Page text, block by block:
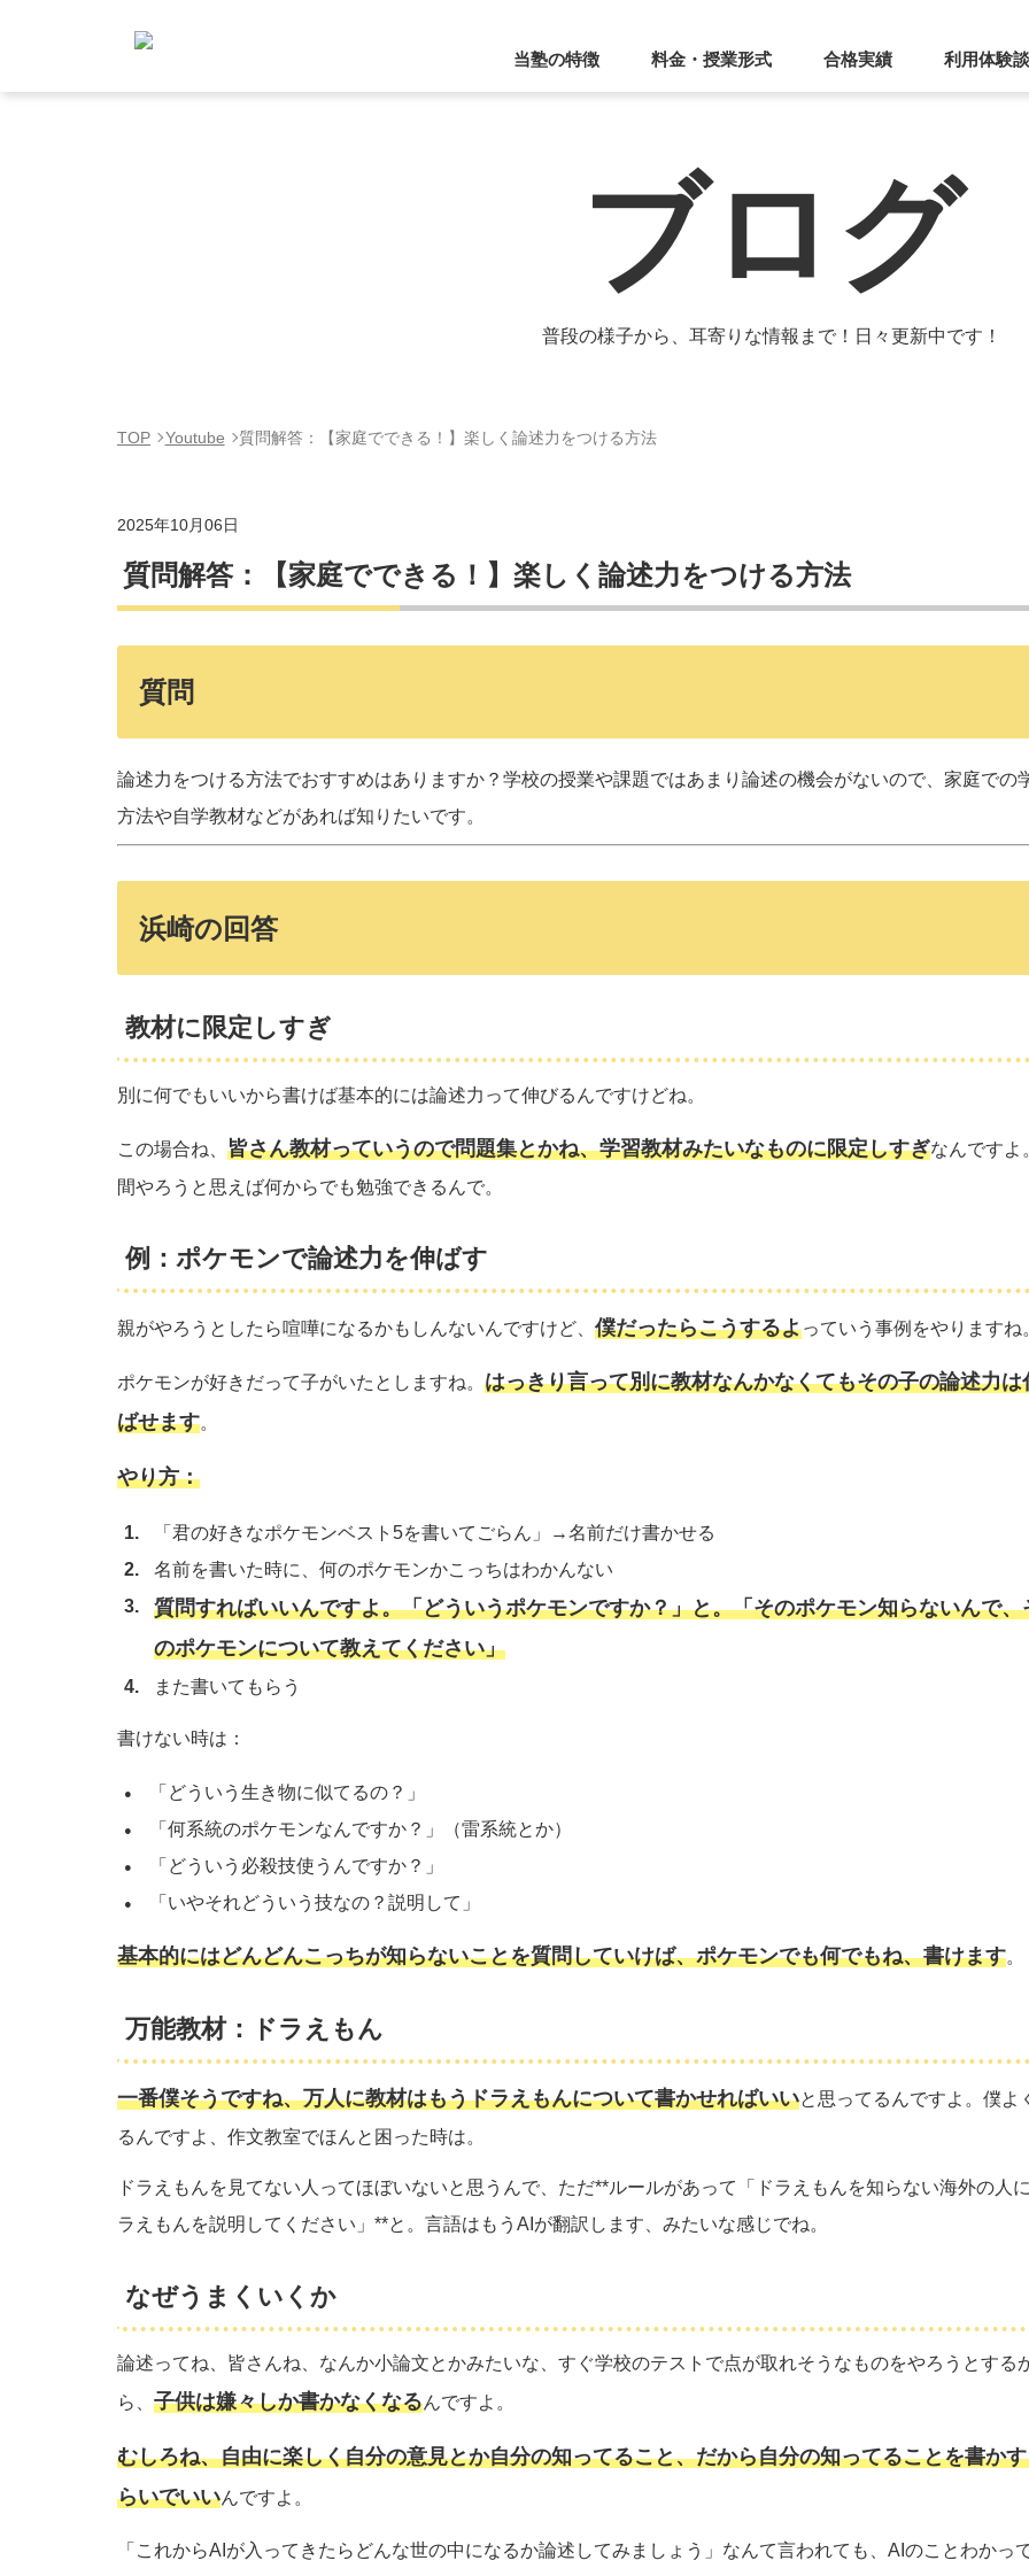
当塾の特徴 料金・授業形式 合格実績 利用体験談
ブログ
普段の様子から、耳寄りな情報まで！日々更新中です！
TOP Youtube 質問解答：【家庭でできる！】楽しく論述力をつける方法
2025年10月06日
質問解答：【家庭でできる！】楽しく論述力をつける方法
質問
論述力をつける方法でおすすめはありますか？学校の授業や課題ではあまり論述の機会がないので、家庭での
方法や自学教材などがあれば知りたいです。
浜崎の回答
教材に限定しすぎ
別に何でもいいから書けば基本的には論述力って伸びるんですけどね。
この場合ね、 皆さん教材っていうので問題集とかね、学習教材みたいなものに限定しすぎなんですよ
間やろうと思えば何からでも勉強できるんで。
例：ポケモンで論述力を伸ばす
親がやろうとしたら喧嘩になるかもしんないんですけど、 僕だったらこうするよっていう事例をやりますね
ポケモンが好きだって子がいたとしますね。 はっきり言って別に教材なんかなくてもその子の論述力は
ばせます。
やり方：
「君の好きなポケモンベスト5を書いてごらん」→名前だけ書かせる
名前を書いた時に、何のポケモンかこっちはわかんない
質問すればいいんですよ。「どういうポケモンですか？」と。「そのポケモン知らないんで、
のポケモンについて教えてください」
また書いてもらう
書けない時は：
「どういう生き物に似てるの？」
「何系統のポケモンなんですか？」（雷系統とか）
「どういう必殺技使うんですか？」
「いやそれどういう技なの？説明して」
基本的にはどんどんこっちが知らないことを質問していけば、ポケモンでも何でもね、書けます。
万能教材：ドラえもん
一番僕そうですね、万人に教材はもうドラえもんについて書かせればいいと思ってるんですよ。僕よ
るんですよ、作文教室でほんと困った時は。
ドラえもんを見てない人ってほぼいないと思うんで、ただ**ルールがあって「ドラえもんを知らない海外の人
ラえもんを説明してください」**と。言語はもうAIが翻訳します、みたいな感じでね。
なぜうまくいくか
論述ってね、皆さんね、なんか小論文とかみたいな、すぐ学校のテストで点が取れそうなものをやろうとする
ら、 子供は嫌々しか書かなくなるんですよ。
むしろね、自由に楽しく自分の意見とか自分の知ってること、だから自分の知ってることを書か
らいでいいんですよ。
「これからAIが入ってきたらどんな世の中になるか論述してみましょう」なんて言われても、AIのことわかっ